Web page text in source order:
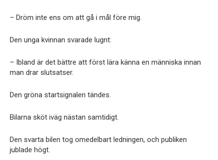
– Dröm inte ens om att gå i mål före mig.
Den unga kvinnan svarade lugnt:
– Ibland är det bättre att först lära känna en människa innan
man drar slutsatser.
Den gröna startsignalen tändes.
Bilarna sköt iväg nästan samtidigt.
Den svarta bilen tog omedelbart ledningen, och publiken
jublade högt.